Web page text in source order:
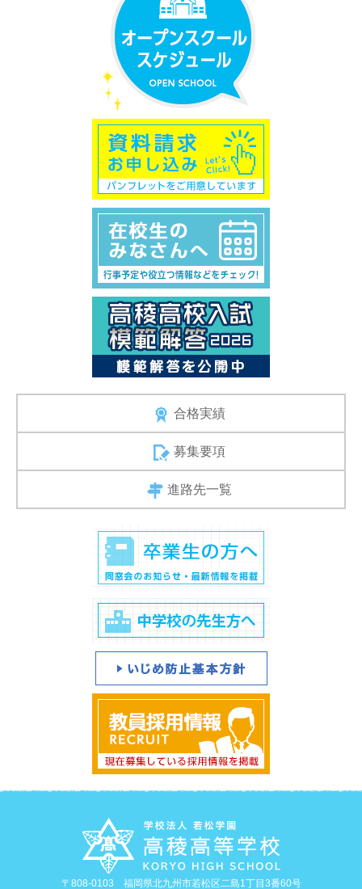
合格実績
募集要項
進路先一覧
〒808-0103 福岡県北九州市若松区二島1丁目3番60号